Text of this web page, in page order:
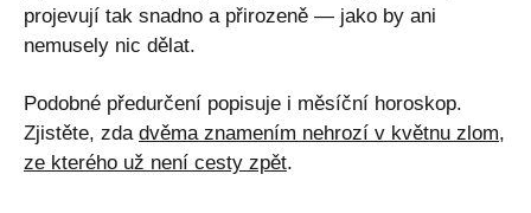
projevují tak snadno a přirozeně — jako by ani
nemusely nic dělat.
Podobné předurčení popisuje i měsíční horoskop.
Zjistěte, zda dvěma znamením nehrozí v květnu zlom,
ze kterého už není cesty zpět.